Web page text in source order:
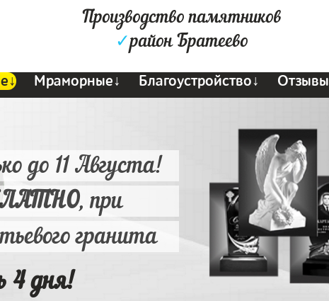
Производство памятников
✓район Братеево
Мраморные↓ Благоустройство↓ Отзывы
до 11 Августа!
, при
гранита
4 дня!